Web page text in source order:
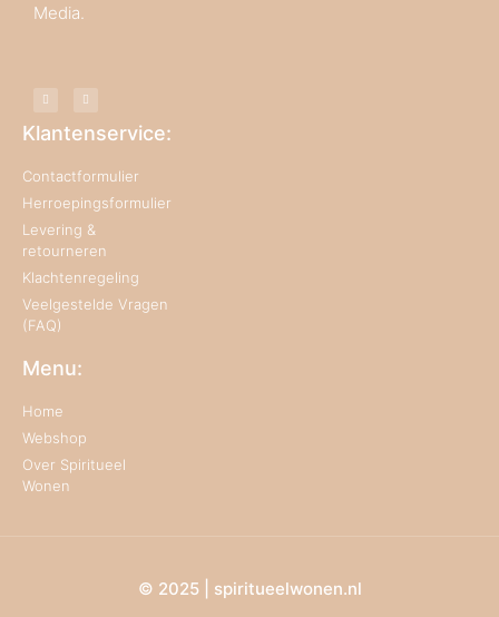
Media.
Klantenservice:
Contactformulier
Herroepingsformulier
Levering &
retourneren
Klachtenregeling
Veelgestelde Vragen
(FAQ)
Menu:
Home
Webshop
Over Spiritueel
Wonen
© 2025 | spiritueelwonen.nl